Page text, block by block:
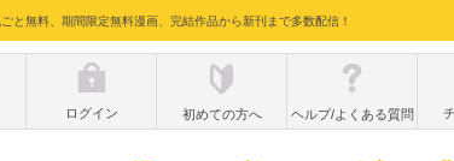
と無料、期間限定無料漫画、完結作品から新刊まで多数配信！
ログイン 初めての方へ ヘルプ/よくある質問